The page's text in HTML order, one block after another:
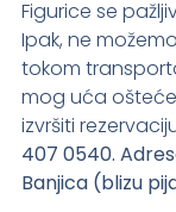
Figurice se
Ipak, ne
tokom
mog uća
izvršiti
407 0540.
Banjica (blizu